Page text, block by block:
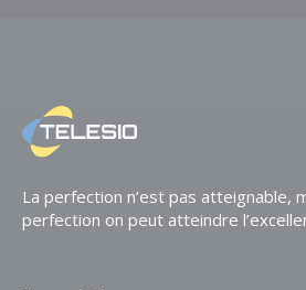
La perfection n’est pas atteignable,
perfection on peut atteindre